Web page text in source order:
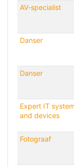
AV-specialist
Danser
Danser
Expert IT
and devices
Fotograaf